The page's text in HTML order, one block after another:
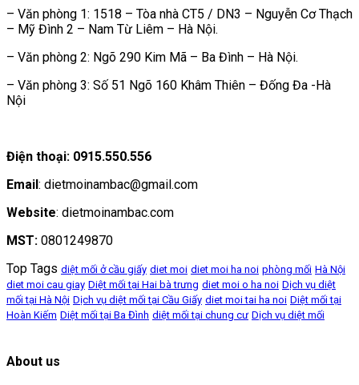
– Văn phòng 1: 1518 – Tòa nhà CT5 / DN3 – Nguyễn Cơ Thạch
– Mỹ Đình 2 – Nam Từ Liêm – Hà Nội.
– Văn phòng 2: Ngõ 290 Kim Mã – Ba Đình – Hà Nội.
– Văn phòng 3: Số 51 Ngõ 160 Khâm Thiên – Đống Đa -Hà
Nội
Điện thoại: 0915.550.556
Email : dietmoinambac@gmail.com
Website: dietmoinambac.com
MST: 0801249870
Top Tags diệt mối ở cầu giấy diet moi diet moi ha noi phòng mối Hà Nội
diet moi cau giay Diệt mối tại Hai bà trưng diet moi o ha noi Dịch vụ diệt
mối tại Hà Nội Dịch vụ diệt mối tại Cầu Giấy diet moi tai ha noi Diệt mối tại
Hoàn Kiếm Diệt mối tại Ba Đình diệt mối tại chung cư Dịch vụ diệt mối
About us